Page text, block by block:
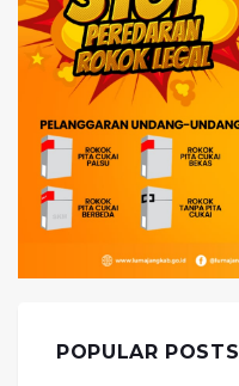
POPULAR POSTS